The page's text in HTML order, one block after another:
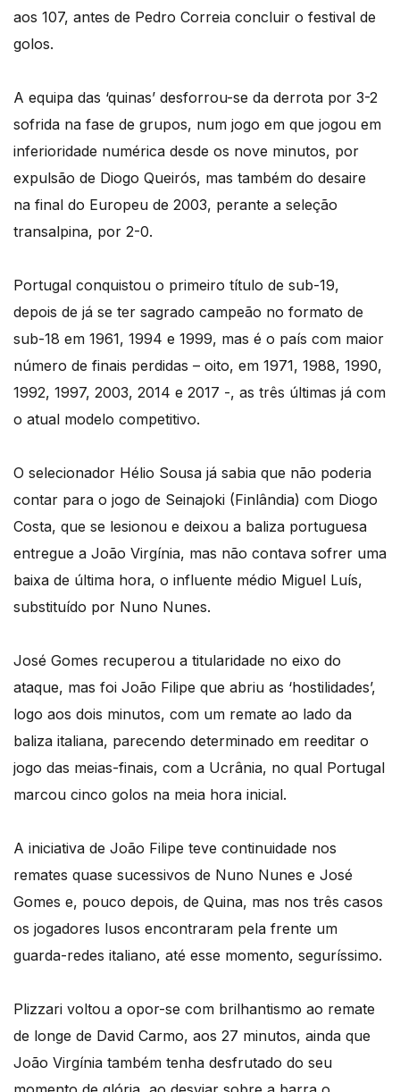
aos 107, antes de Pedro Correia concluir o festival de
golos.
A equipa das ‘quinas’ desforrou-se da derrota por 3-2
sofrida na fase de grupos, num jogo em que jogou em
inferioridade numérica desde os nove minutos, por
expulsão de Diogo Queirós, mas também do desaire
na final do Europeu de 2003, perante a seleção
transalpina, por 2-0.
Portugal conquistou o primeiro título de sub-19,
depois de já se ter sagrado campeão no formato de
sub-18 em 1961, 1994 e 1999, mas é o país com maior
número de finais perdidas – oito, em 1971, 1988, 1990,
1992, 1997, 2003, 2014 e 2017 -, as três últimas já com
o atual modelo competitivo.
O selecionador Hélio Sousa já sabia que não poderia
contar para o jogo de Seinajoki (Finlândia) com Diogo
Costa, que se lesionou e deixou a baliza portuguesa
entregue a João Virgínia, mas não contava sofrer uma
baixa de última hora, o influente médio Miguel Luís,
substituído por Nuno Nunes.
José Gomes recuperou a titularidade no eixo do
ataque, mas foi João Filipe que abriu as ‘hostilidades’,
logo aos dois minutos, com um remate ao lado da
baliza italiana, parecendo determinado em reeditar o
jogo das meias-finais, com a Ucrânia, no qual Portugal
marcou cinco golos na meia hora inicial.
A iniciativa de João Filipe teve continuidade nos
remates quase sucessivos de Nuno Nunes e José
Gomes e, pouco depois, de Quina, mas nos três casos
os jogadores lusos encontraram pela frente um
guarda-redes italiano, até esse momento, seguríssimo.
Plizzari voltou a opor-se com brilhantismo ao remate
de longe de David Carmo, aos 27 minutos, ainda que
João Virgínia também tenha desfrutado do seu